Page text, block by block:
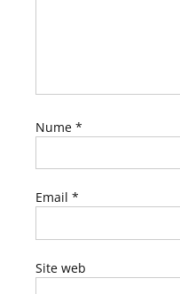
Nume *
Email *
Site web